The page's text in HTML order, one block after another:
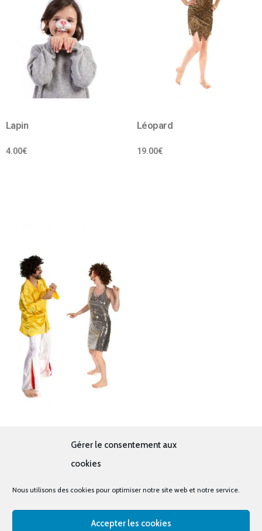
Gérer le consentement aux
cookies
Nous utilisons des cookies pour optimiser notre site web et notre service.
Accepter les cookies
Lapin
4.00€
Léopard
19.00€